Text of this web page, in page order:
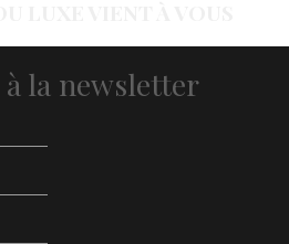
la newsletter